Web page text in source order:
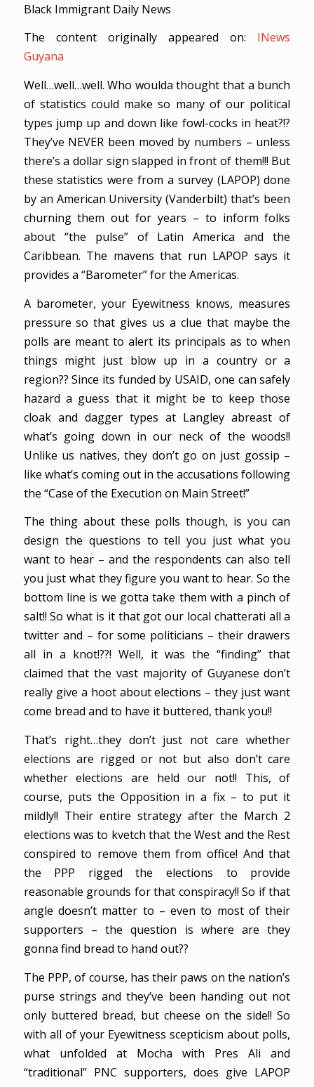
Black Immigrant Daily News
The content originally appeared on: INews
Guyana
Well…well…well. Who woulda thought that a bunch
of statistics could make so many of our political
types jump up and down like fowl-cocks in heat?!?
They’ve NEVER been moved by numbers – unless
there’s a dollar sign slapped in front of them!!! But
these statistics were from a survey (LAPOP) done
by an American University (Vanderbilt) that’s been
churning them out for years – to inform folks
about “the pulse” of Latin America and the
Caribbean. The mavens that run LAPOP says it
provides a “Barometer” for the Americas.
A barometer, your Eyewitness knows, measures
pressure so that gives us a clue that maybe the
polls are meant to alert its principals as to when
things might just blow up in a country or a
region?? Since its funded by USAID, one can safely
hazard a guess that it might be to keep those
cloak and dagger types at Langley abreast of
what’s going down in our neck of the woods!!
Unlike us natives, they don’t go on just gossip –
like what’s coming out in the accusations following
the “Case of the Execution on Main Street!”
The thing about these polls though, is you can
design the questions to tell you just what you
want to hear – and the respondents can also tell
you just what they figure you want to hear. So the
bottom line is we gotta take them with a pinch of
salt!! So what is it that got our local chatterati all a
twitter and – for some politicians – their drawers
all in a knot!??! Well, it was the “finding” that
claimed that the vast majority of Guyanese don’t
really give a hoot about elections – they just want
come bread and to have it buttered, thank you!!
That’s right…they don’t just not care whether
elections are rigged or not but also don’t care
whether elections are held our not!! This, of
course, puts the Opposition in a fix – to put it
mildly!! Their entire strategy after the March 2
elections was to kvetch that the West and the Rest
conspired to remove them from office! And that
the PPP rigged the elections to provide
reasonable grounds for that conspiracy!! So if that
angle doesn’t matter to – even to most of their
supporters – the question is where are they
gonna find bread to hand out??
The PPP, of course, has their paws on the nation’s
purse strings and they’ve been handing out not
only buttered bread, but cheese on the side!! So
with all of your Eyewitness scepticism about polls,
what unfolded at Mocha with Pres Ali and
“traditional” PNC supporters, does give LAPOP